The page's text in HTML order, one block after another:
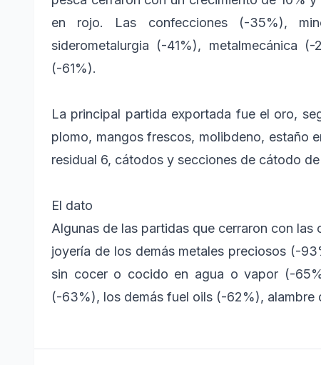
en rojo. Las confecciones (-35%),
siderometalurgia (-41%), metalmecánica
(-61%).
La principal partida exportada fue el oro,
plomo, mangos frescos, molibdeno, estaño
residual 6, cátodos y secciones de cátodo
El dato
Algunas de las partidas que cerraron con
joyería de los demás metales preciosos (-
sin cocer o cocido en agua o vapor (-
(-63%), los demás fuel oils (-62%),